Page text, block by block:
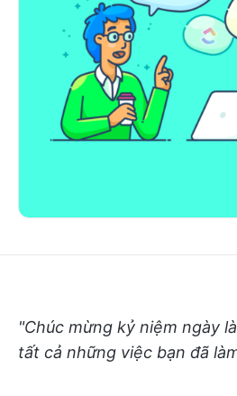
"Chúc mừng kỷ niệm ngày
tất cả những việc bạn đã